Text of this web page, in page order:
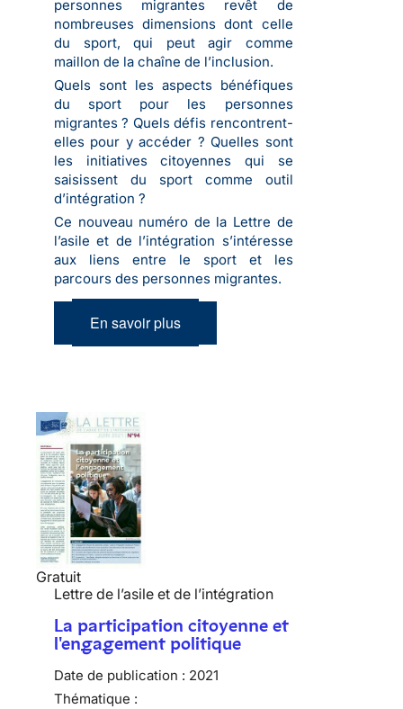
personnes migrantes revêt de
nombreuses dimensions dont celle
du sport, qui peut agir comme
maillon de la chaîne de l’inclusion.
Quels sont les aspects bénéfiques
du sport pour les personnes
migrantes ? Quels défis rencontrent-
elles pour y accéder ? Quelles sont
les initiatives citoyennes qui se
saisissent du sport comme outil
d’intégration ?
Ce nouveau numéro de la Lettre de
l’asile et de l’intégration s’intéresse
aux liens entre le sport et les
parcours des personnes migrantes.
En savoir plus
Gratuit
Lettre de l’asile et de l’intégration
La participation citoyenne et
l'engagement politique
Date de publication : 2021
Thématique :